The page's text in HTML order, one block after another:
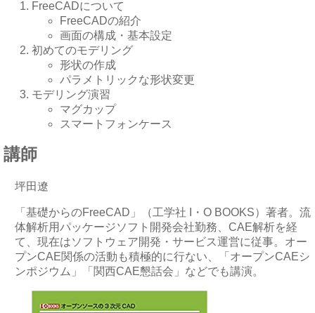
FreeCADについて
FreeCADの紹介
画面の構成・基本設定
初めてのモデリング
形状の作成
パラメトリックな形状変更
モデリング演習
マグカップ
スマートフォンケース
講師
坪田遼
「基礎からのFreeCAD」（工学社 I・O BOOKS）著者。流
体解析用パッケージソフト開発会社勤務、CAE解析を経
て、現在はソフトウェア開発・サービス運営に従事。オー
プンCAE関係の活動も積極的に行ない、「オープンCAEシ
ンポジウム」「関西CAE懇話会」などでも講演。